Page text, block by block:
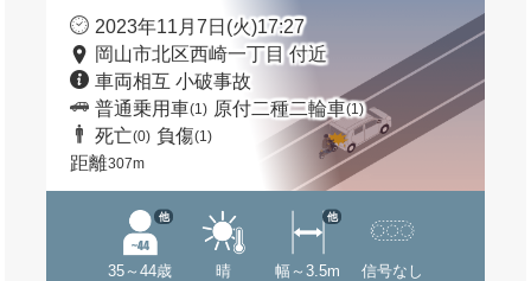
2023年11月7日(火)17:27
岡山市北区西崎一丁目 付近
車両相互 小破事故
普通乗用車(1) 原付二種二輪車(1)
死亡(0) 負傷(1)
距離307m
35～44歳
他
晴 幅～3.5m
他
信号なし